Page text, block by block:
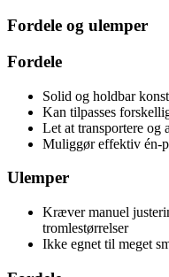
Fordele og ulemper
Fordele
Solid og holdbar
Kan tilpasses
Let at transportere og
Muliggør effektiv én-
Ulemper
Kræver manuel
tromlestørrelser
Ikke egnet til meget